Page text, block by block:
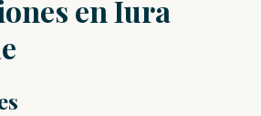
en Iura